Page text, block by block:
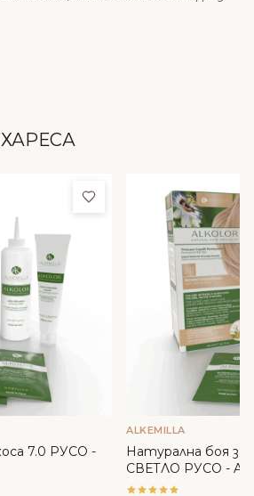
Добави в любими
7.0 РУСО -
ALKEMILLA
Натурална боя
СВЕТЛО РУСО -